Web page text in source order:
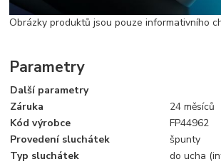
Obrázky produktů jsou pouze informativního
Parametry
Další parametry
Záruka
24 měsíců
Kód výrobce
FP44962
Provedení sluchátek
špunty
Typ sluchátek
do ucha